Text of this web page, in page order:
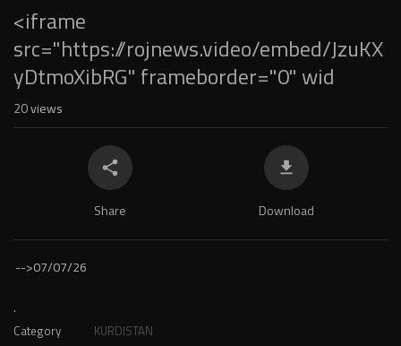
<iframe
src="https://rojnews.video/embed/JzuKX
yDtmoXibRG" frameborder="0" wid
20views
Share Download
-->07/07/26
.
Category KURDISTAN